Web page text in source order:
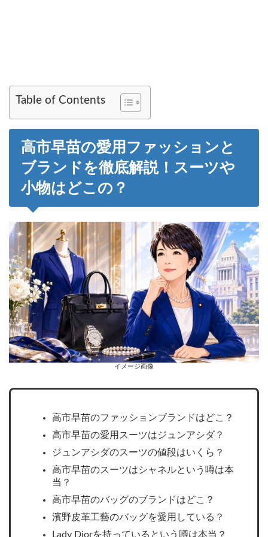
Table of Contents
高市早苗の愛用ファッションと
ブランドを徹底解説！スーツや
小物はどこの？
イメージ画像
高市早苗のファッションブランドはどこ？
高市早苗の愛用スーツはジュンアシダ？
ジュンアシダのスーツの値段はいくら？
高市早苗のスーツはシャネルという噂は本
当？
高市早苗のバッグのブランドはどこ？
濱野皮革工藝のバッグを愛用している？
Lady Diorを持っているという噂は本当？